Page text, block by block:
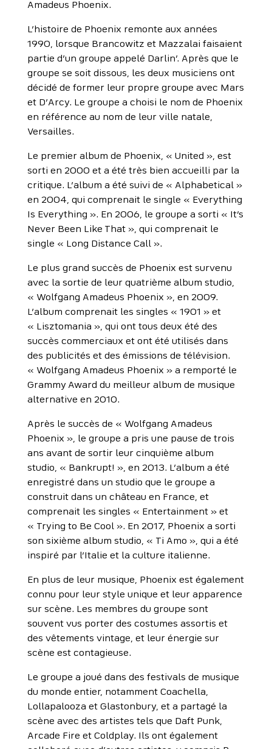
Amadeus Phoenix.
L’histoire de Phoenix remonte aux années
1990, lorsque Brancowitz et Mazzalai faisaient
partie d’un groupe appelé Darlin’. Après que le
groupe se soit dissous, les deux musiciens ont
décidé de former leur propre groupe avec Mars
et D’Arcy. Le groupe a choisi le nom de Phoenix
en référence au nom de leur ville natale,
Versailles.
Le premier album de Phoenix, « United », est
sorti en 2000 et a été très bien accueilli par la
critique. L’album a été suivi de « Alphabetical »
en 2004, qui comprenait le single « Everything
Is Everything ». En 2006, le groupe a sorti « It’s
Never Been Like That », qui comprenait le
single « Long Distance Call ».
Le plus grand succès de Phoenix est survenu
avec la sortie de leur quatrième album studio,
« Wolfgang Amadeus Phoenix », en 2009.
L’album comprenait les singles « 1901 » et
« Lisztomania », qui ont tous deux été des
succès commerciaux et ont été utilisés dans
des publicités et des émissions de télévision.
« Wolfgang Amadeus Phoenix » a remporté le
Grammy Award du meilleur album de musique
alternative en 2010.
Après le succès de « Wolfgang Amadeus
Phoenix », le groupe a pris une pause de trois
ans avant de sortir leur cinquième album
studio, « Bankrupt! », en 2013. L’album a été
enregistré dans un studio que le groupe a
construit dans un château en France, et
comprenait les singles « Entertainment » et
« Trying to Be Cool ». En 2017, Phoenix a sorti
son sixième album studio, « Ti Amo », qui a été
inspiré par l’Italie et la culture italienne.
En plus de leur musique, Phoenix est également
connu pour leur style unique et leur apparence
sur scène. Les membres du groupe sont
souvent vus porter des costumes assortis et
des vêtements vintage, et leur énergie sur
scène est contagieuse.
Le groupe a joué dans des festivals de musique
du monde entier, notamment Coachella,
Lollapalooza et Glastonbury, et a partagé la
scène avec des artistes tels que Daft Punk,
Arcade Fire et Coldplay. Ils ont également